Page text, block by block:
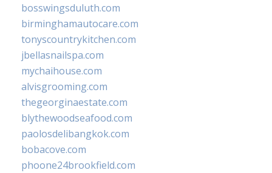
bosswingsduluth.com
birminghamautocare.com
tonyscountrykitchen.com
jbellasnailspa.com
mychaihouse.com
alvisgrooming.com
thegeorginaestate.com
blythewoodseafood.com
paolosdelibangkok.com
bobacove.com
phoone24brookfield.com